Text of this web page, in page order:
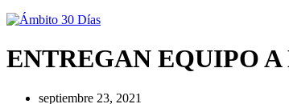
ENTREGAN EQUIPO
septiembre 23, 2021